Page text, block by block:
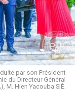
développement
une-
au-port-
par son Président
du Directeur Général
M. Hien Yacouba SIÉ.